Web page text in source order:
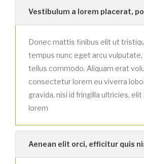
Vestibulum a lorem placerat,
Donec mattis finibus elit ut
tempus nunc eget arcu
tellus commodo. Aliquam erat
consectetur lorem eu viverra
gravida, nisi id fringilla ultricies,
lorem
Aenean elit orci, efficitur quis